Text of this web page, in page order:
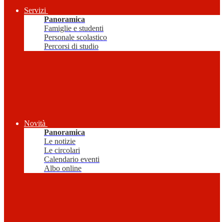
Servizi
Panoramica
Famiglie e studenti
Personale scolastico
Percorsi di studio
Novità
Panoramica
Le notizie
Le circolari
Calendario eventi
Albo online